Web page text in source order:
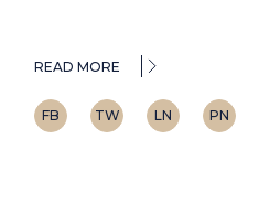
READ MORE
FB TW LN PN